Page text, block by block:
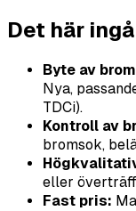
Det här
Byte av
Nya,
TDCi).
Kontroll av
bromsok,
eller
Fast pris: